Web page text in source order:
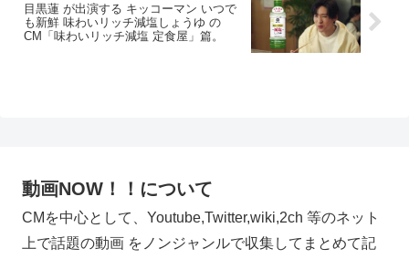
目黒蓮 が出演する キッコーマン いつで
も新鮮 味わいリッチ減塩しょうゆ の
CM「味わいリッチ減塩 定食屋」篇。
動画NOW！！について
CMを中心として、Youtube,Twitter,wiki,2ch 等のネット
上で話題の動画 をノンジャンルで収集してまとめて記